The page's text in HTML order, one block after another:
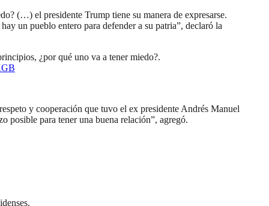
(…) el presidente Trump tiene su manera de expresarse.
un pueblo entero para defender a su patria”, declaró la
¿por qué uno va a tener miedo?.
y cooperación que tuvo el ex presidente Andrés Manuel
posible para tener una buena relación”, agregó.